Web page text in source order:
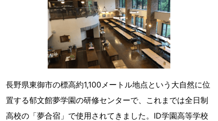
長野県東御市の標高約1,100メートル地点という大自然に位
置する郁文館夢学園の研修センターで、これまでは全日制
高校の「夢合宿」で使用されてきました。ID学園高等学校